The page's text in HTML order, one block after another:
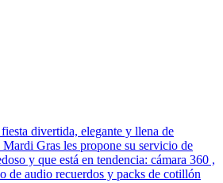
divertida, elegante y llena de
Mardi Gras les propone su servicio de
y que está en tendencia: cámara 360 ,
de audio recuerdos y packs de cotillón